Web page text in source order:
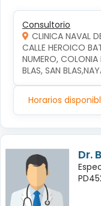
Consultorio
CLINICA NAVAL
CALLE HEROICO
NUMERO,
BLAS, SAN
Horarios
Dr.